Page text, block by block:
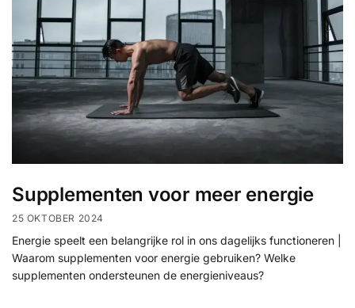
Supplementen voor meer energie
25 OKTOBER 2024
Energie speelt een belangrijke rol in ons dagelijks functioneren |
Waarom supplementen voor energie gebruiken? Welke
supplementen ondersteunen de energieniveaus?